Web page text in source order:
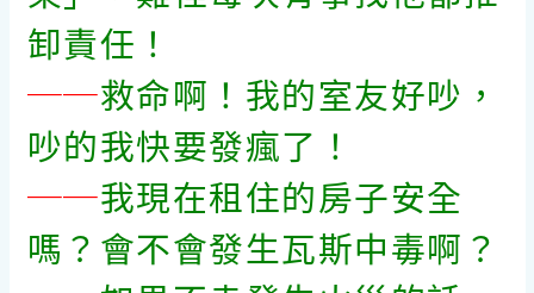
卸責任！
──救命啊！我的室友好吵，
吵的我快要發瘋了！
──我現在租住的房子安全
嗎？會不會發生瓦斯中毒啊？